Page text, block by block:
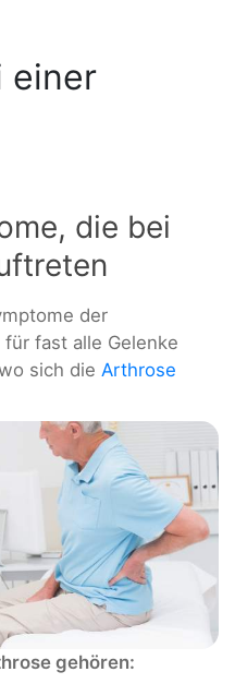
einer
die bei
der
für fast alle Gelenke
sich die Arthrose
gehören: